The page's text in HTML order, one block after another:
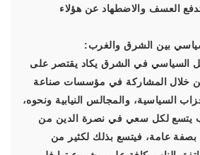
العسف والاضطهاد عن هؤلاء
بين الشرق والغرب:
السياسي في الشرق يكاد يقتصر على
خلال المشاركة في مؤسسات صناعة
السياسية، والمجالس النيابية ونحوه،
يتسع لكل سعي في نصرة الدين من
بصفة عامة، فيتسع بذلك لكثير من